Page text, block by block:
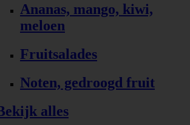
Ananas, mango, kiwi,
meloen
Fruitsalades
Noten, gedroogd fruit
alles